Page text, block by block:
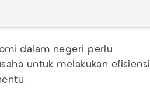
dalam negeri perlu
untuk melakukan efisiensi